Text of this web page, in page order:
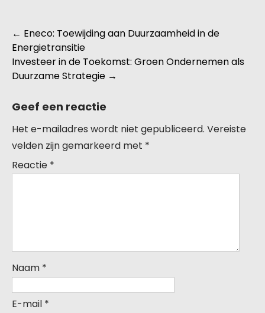
Berichtnavigatie
← Eneco: Toewijding aan Duurzaamheid in de
Energietransitie
Investeer in de Toekomst: Groen Ondernemen als
Duurzame Strategie →
Geef een reactie
Het e-mailadres wordt niet gepubliceerd. Vereiste
velden zijn gemarkeerd met *
Reactie *
Naam *
E-mail *